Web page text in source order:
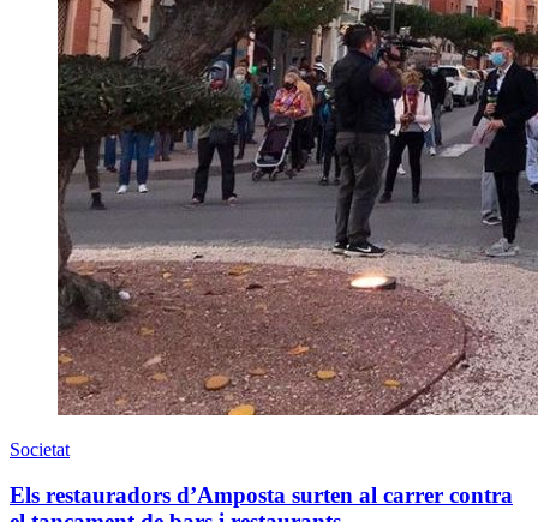
Societat
Els restauradors d’Amposta surten al carrer contra